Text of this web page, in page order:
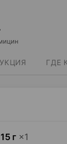
ГДЕ
15 г ×1